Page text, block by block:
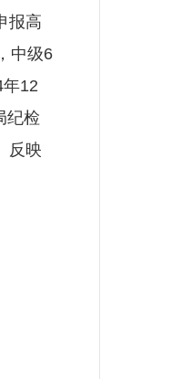
报高
中级6
12
纪检
反映